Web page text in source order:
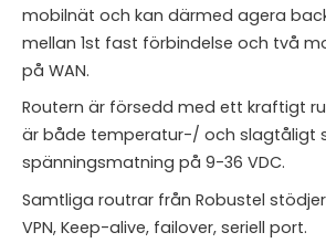
mobilnät och kan därmed agera
mellan 1st fast förbindelse och två
på WAN.
Routern är försedd med ett kraftigt
är både temperatur-/ och slagtåligt
spänningsmatning på 9-36 VDC.
Samtliga routrar från Robustel
VPN, Keep-alive, failover, seriell port.